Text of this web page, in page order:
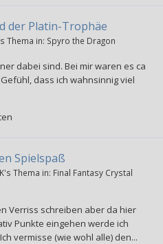
der Platin-Trophäe
Thema in: Spyro the Dragon
dabei sind. Bei mir waren es ca
dass ich wahnsinnig viel
Spielspaß
's Thema in: Final Fantasy Crystal
Verriss schreiben aber da hier
Punkte eingehen werde ich
vermisse (wie wohl alle) den...